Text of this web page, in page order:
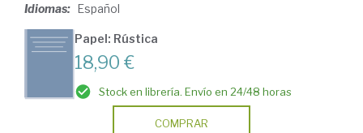
Idiomas: Español
Papel: Rústica
18,90 €
Stock en librería. Envío en 24/48 horas
COMPRAR